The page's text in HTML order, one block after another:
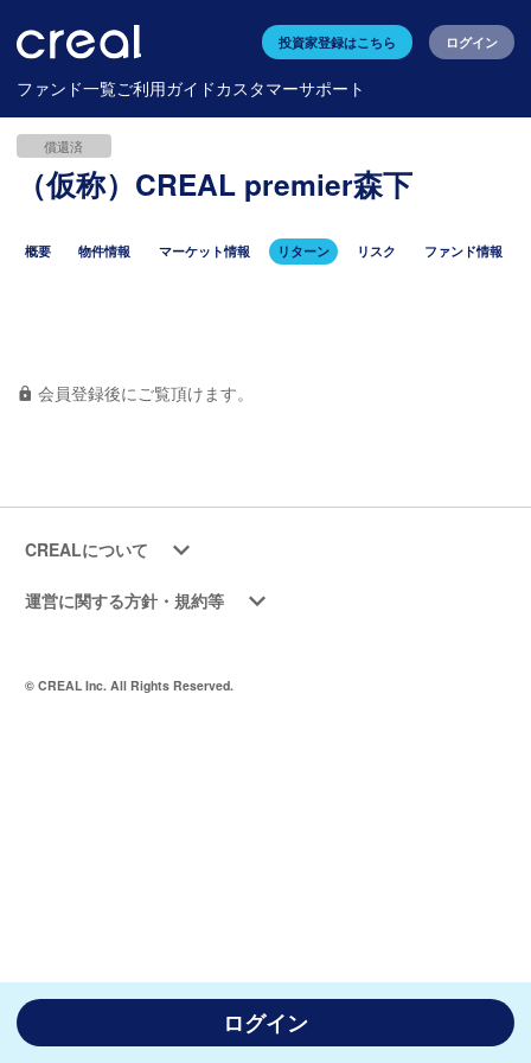
投資家登録はこちら ログイン
ファンド一覧ご利用ガイドカスタマーサポート
償還済
（仮称）CREAL premier森下
概要 物件情報 マーケット情報 リターン リスク ファンド情報
会員登録後にご覧頂けます。
ログイン
CREALについて
運営に関する方針・規約等
© CREAL Inc. All Rights Reserved.